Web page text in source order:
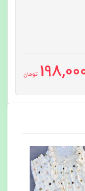
تومان